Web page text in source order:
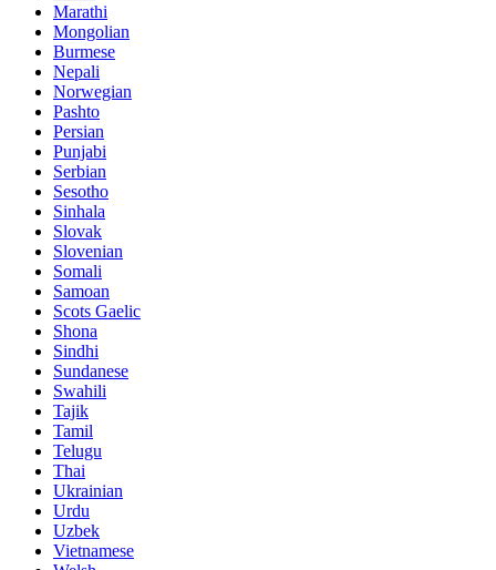
Marathi
Mongolian
Burmese
Nepali
Norwegian
Pashto
Persian
Punjabi
Serbian
Sesotho
Sinhala
Slovak
Slovenian
Somali
Samoan
Scots Gaelic
Shona
Sindhi
Sundanese
Swahili
Tajik
Tamil
Telugu
Thai
Ukrainian
Urdu
Uzbek
Vietnamese